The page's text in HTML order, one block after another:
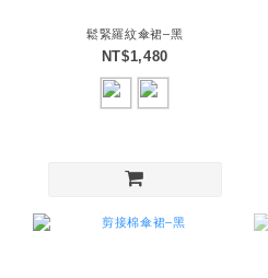
鬆緊羅紋傘裙–黑
NT$1,480